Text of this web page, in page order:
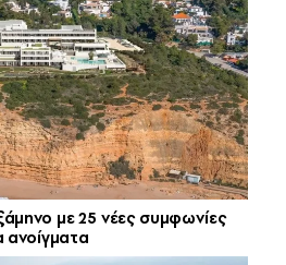
με 25 νέες συμφωνίες
ανοίγματα